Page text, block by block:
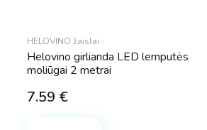
HELOVINO žaislai
Helovino girlianda LED lemputės
moliūgai 2 metrai
7.59 €